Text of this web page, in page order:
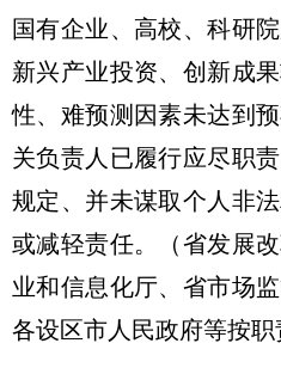
国有企业、高校、科研
新兴产业投资、创新成
性、难预测因素未达到
关负责人已履行应尽职
规定、并未谋取个人非
或减轻责任。
（省发展
业和信息化厅、省市场
各设区市人民政府等按职